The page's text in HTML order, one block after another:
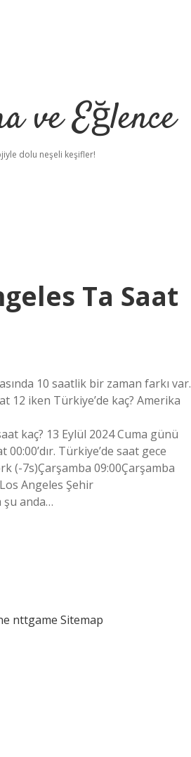
ve Eğlence
dolu neşeli keşifler!
Ta Saat
10 saatlik bir zaman farkı var.
12 iken Türkiye’de kaç? Amerika
kaç? 13 Eylül 2024 Cuma günü
Türkiye’de saat gece
(-7s)Çarşamba 09:00Çarşamba
Angeles Şehir
şu anda…
nttgame Sitemap